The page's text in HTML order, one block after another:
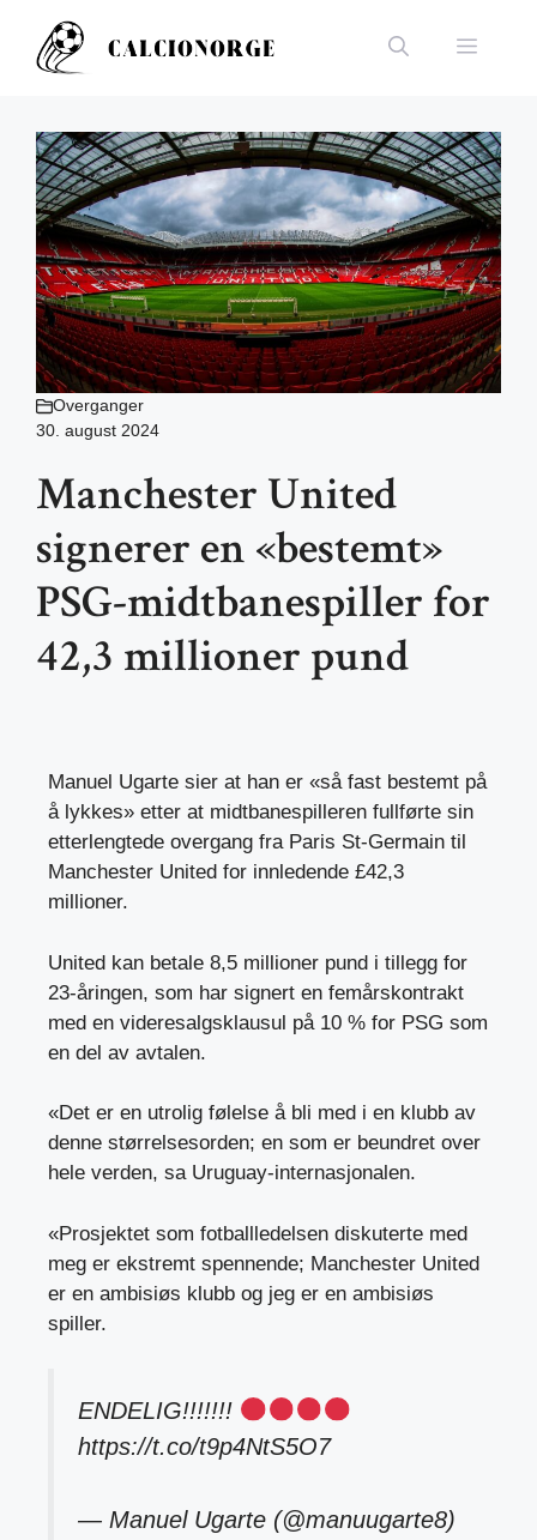
innhold
Meny
Overganger
30. august 2024
Manchester United
signerer en «bestemt»
PSG-midtbanespiller for
42,3 millioner pund
Manuel Ugarte sier at han er «så fast bestemt på
å lykkes» etter at midtbanespilleren fullførte sin
etterlengtede overgang fra Paris St-Germain til
Manchester United for innledende £42,3
millioner.
United kan betale 8,5 millioner pund i tillegg for
23-åringen, som har signert en femårskontrakt
med en videresalgsklausul på 10 % for PSG som
en del av avtalen.
«Det er en utrolig følelse å bli med i en klubb av
denne størrelsesorden; en som er beundret over
hele verden, sa Uruguay-internasjonalen.
«Prosjektet som fotballledelsen diskuterte med
meg er ekstremt spennende; Manchester United
er en ambisiøs klubb og jeg er en ambisiøs
spiller.
ENDELIG!!!!!!!
https://t.co/t9p4NtS5O7
— Manuel Ugarte (@manuugarte8)